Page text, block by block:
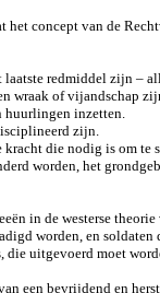
het concept van de
redmiddel zijn –
wraak of vijandschap
huurlingen inzetten.
zijn.
die nodig is om te
worden, het
in de westerse
worden, en
die uitgevoerd moet
een bevrijdend en